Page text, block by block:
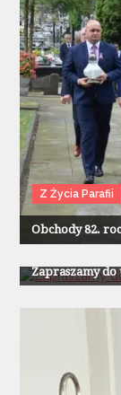
Z Życia Parafii
Obchody 82.
Z Życia Parafii
Zapraszamy do